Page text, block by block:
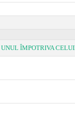
UNUL ÎMPOTRIVA